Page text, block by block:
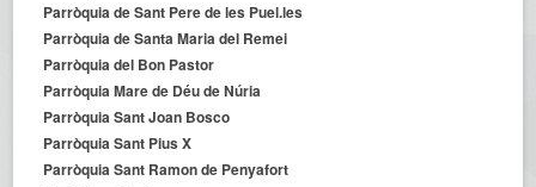
Parròquia de Sant Pere de les Puel.les
Parròquia de Santa Maria del Remei
Parròquia del Bon Pastor
Parròquia Mare de Déu de Núria
Parròquia Sant Joan Bosco
Parròquia Sant Pius X
Parròquia Sant Ramon de Penyafort